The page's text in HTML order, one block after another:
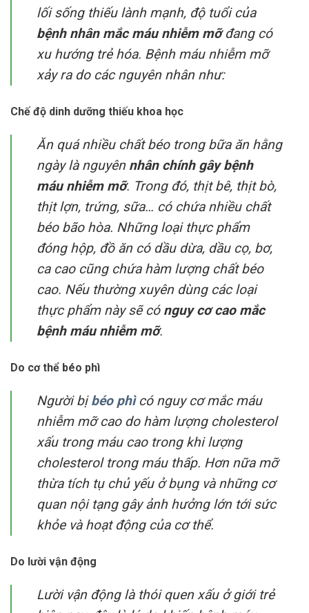
lối sống thiếu lành mạnh, độ tuổi của
bệnh nhân mắc máu nhiễm mỡđang có
xu hướng trẻ hóa. Bệnh máu nhiễm mỡ
xảy ra do các nguyên nhân như:
Chế độ dinh dưỡng thiếu khoa học
Ăn quá nhiều chất béo trong bữa ăn hằng
ngày là nguyên nhân chính gây bệnh
máu nhiễm mỡ. Trong đó, thịt bê, thịt bò,
thịt lợn, trứng, sữa… có chứa nhiều chất
béo bão hòa. Những loại thực phẩm
đóng hộp, đồ ăn có dầu dừa, dầu cọ, bơ,
ca cao cũng chứa hàm lượng chất béo
cao. Nếu thường xuyên dùng các loại
thực phẩm này sẽ có nguy cơ cao mắc
bệnh máu nhiễm mỡ.
Do cơ thể béo phì
Người bịbéo phìcó nguy cơ mắc máu
nhiễm mỡ cao do hàm lượng cholesterol
xấu trong máu cao trong khi lượng
cholesterol trong máu thấp. Hơn nữa mỡ
thừa tích tụ chủ yếu ở bụng và những cơ
quan nội tạng gây ảnh hưởng lớn tới sức
khỏe và hoạt động của cơ thể.
Do lười vận động
Lười vận động là thói quen xấu ở giới trẻ